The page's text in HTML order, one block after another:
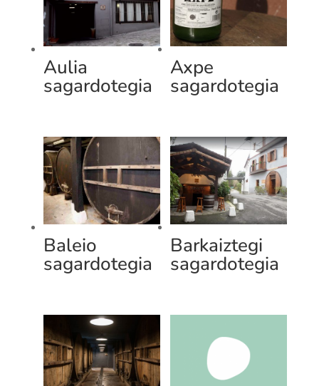
Aulia
sagardotegia
Axpe
sagardotegia
Baleio
sagardotegia
Barkaiztegi
sagardotegia